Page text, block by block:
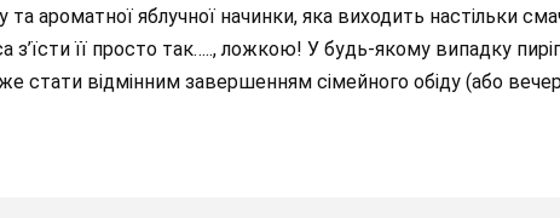
та ароматної яблучної начинки, яка виходить настільки
з’їсти її просто так….., ложкою! У будь-якому випадку
стати відмінним завершенням сімейного обіду (або